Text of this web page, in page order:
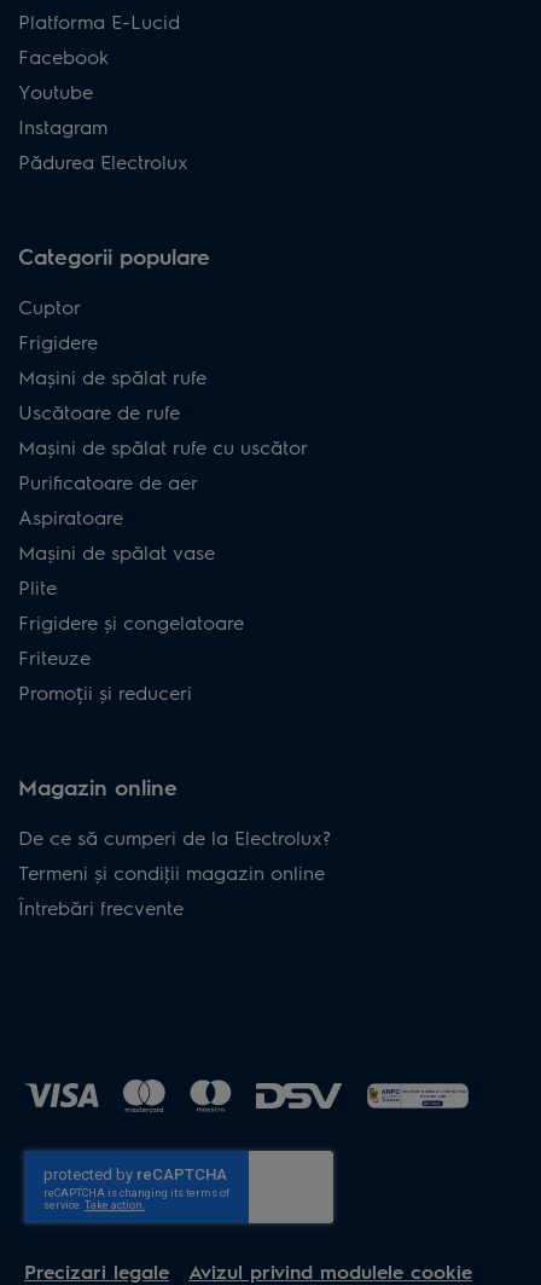
Platforma E-Lucid
Facebook
Youtube
Instagram
Pădurea Electrolux
Categorii populare
Cuptor
Frigidere
Mașini de spălat rufe
Uscătoare de rufe
Mașini de spălat rufe cu uscător
Purificatoare de aer
Aspiratoare
Mașini de spălat vase
Plite
Frigidere și congelatoare
Friteuze
Promoții și reduceri
Magazin online
De ce să cumperi de la Electrolux?
Termeni și condiţii magazin online
Întrebări frecvente
Precizari legale Avizul privind modulele cookie